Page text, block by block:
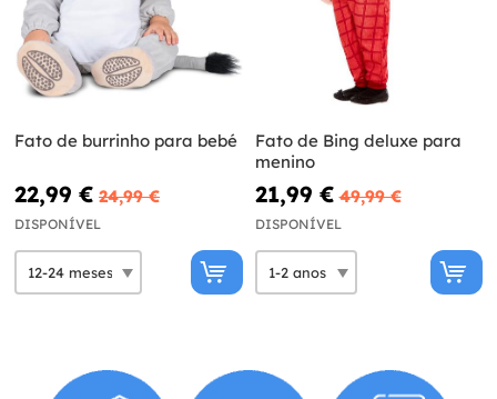
Fato de burrinho para bebé
22,99 € 24,99 €
DISPONÍVEL
Fato de Bing deluxe para
menino
21,99 € 49,99 €
DISPONÍVEL